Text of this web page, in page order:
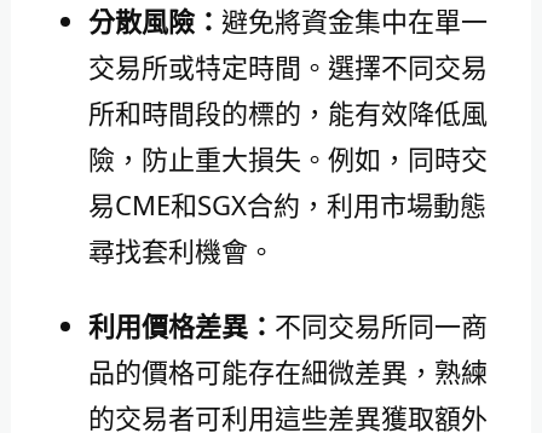
分散風險： 避免將資金集中在單一
交易所或特定時間。選擇不同交易
所和時間段的標的，能有效降低風
險，防止重大損失。例如，同時交
易CME和SGX合約，利用市場動態
尋找套利機會。
利用價格差異： 不同交易所同一商
品的價格可能存在細微差異，熟練
的交易者可利用這些差異獲取額外